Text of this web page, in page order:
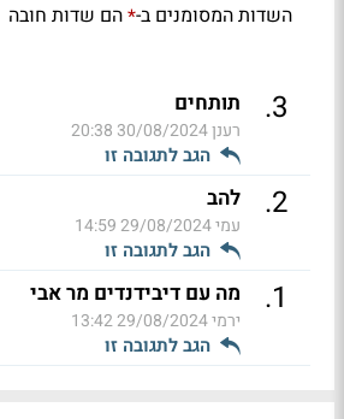
השדות המסומנים ב-*הם שדות חובה
3
. תותחים
רענן30/08/2024 20:38
הגב לתגובה זו
2
. להב
עמי29/08/2024 14:59
הגב לתגובה זו
1
. מה עם דיבידנדים מר אבי
ירמי29/08/2024 13:42
הגב לתגובה זו